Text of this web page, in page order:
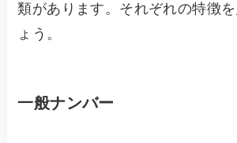
類があります。それぞれの特徴
ょう。
一般ナンバー